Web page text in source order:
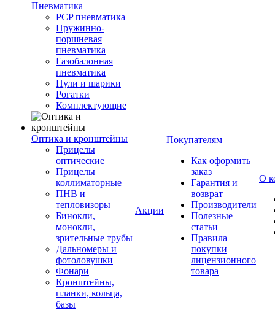
Пневматика
PCP пневматика
Пружинно-
поршневая
пневматика
Газобалонная
пневматика
Пули и шарики
Рогатки
Комплектующие
Оптика и кронштейны
Прицелы
оптические
Прицелы
коллиматорные
ПНВ и
тепловизоры
Бинокли,
монокли,
зрительные трубы
Дальномеры и
фотоловушки
Фонари
Кронштейны,
планки, кольца,
базы
Акции
Покупателям
Как оформить
заказ
Гарантия и
возврат
Производители
Полезные
статьи
Правила
покупки
лицензионного
товара
О